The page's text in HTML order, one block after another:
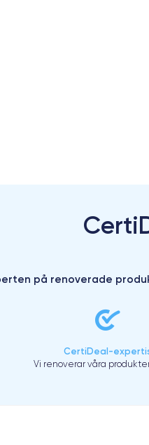
på renoverade
CertiDeal-
Vi renoverar våra